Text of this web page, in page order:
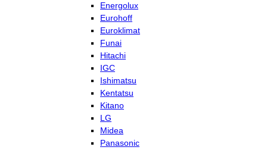
Energolux
Eurohoff
Euroklimat
Funai
Hitachi
IGC
Ishimatsu
Kentatsu
Kitano
LG
Midea
Panasonic